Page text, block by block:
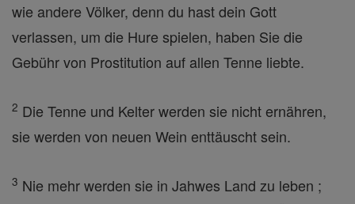
wie andere Völker, denn du hast dein Gott
verlassen, um die Hure spielen, haben Sie die
Gebühr von Prostitution auf allen Tenne liebte.
2 Die Tenne und Kelter werden sie nicht ernähren,
sie werden von neuen Wein enttäuscht sein.
3 Nie mehr werden sie in Jahwes Land zu leben ;